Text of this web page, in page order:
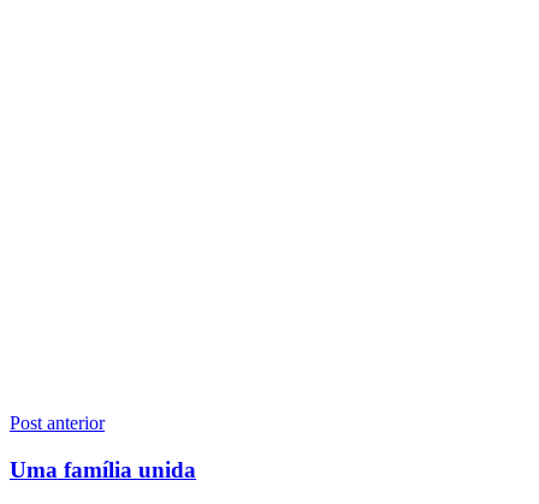
Navegação
de
Post anterior
Uma família unida